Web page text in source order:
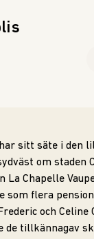
har sitt säte i den
om staden
La Chapelle
som flera
och Celine
de tillkännagav